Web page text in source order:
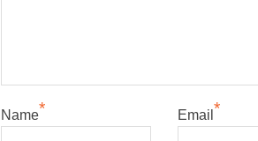
Name* Email *